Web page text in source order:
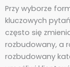
Przy wyborze
kluczowych
często się
rozbudowany, a
rozbudowany